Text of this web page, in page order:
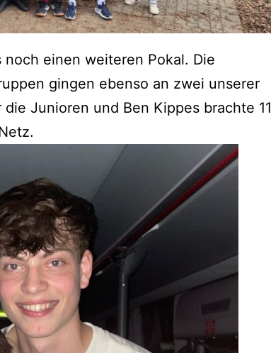
einen weiteren Pokal. Die
gingen ebenso an zwei unserer
Junioren und Ben Kippes brachte 11